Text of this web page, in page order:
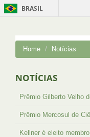
BRASIL
Home Notícias
NOTÍCIAS
Prêmio Gilberto Velho
Prêmio Mercosul de
Kellner é eleito